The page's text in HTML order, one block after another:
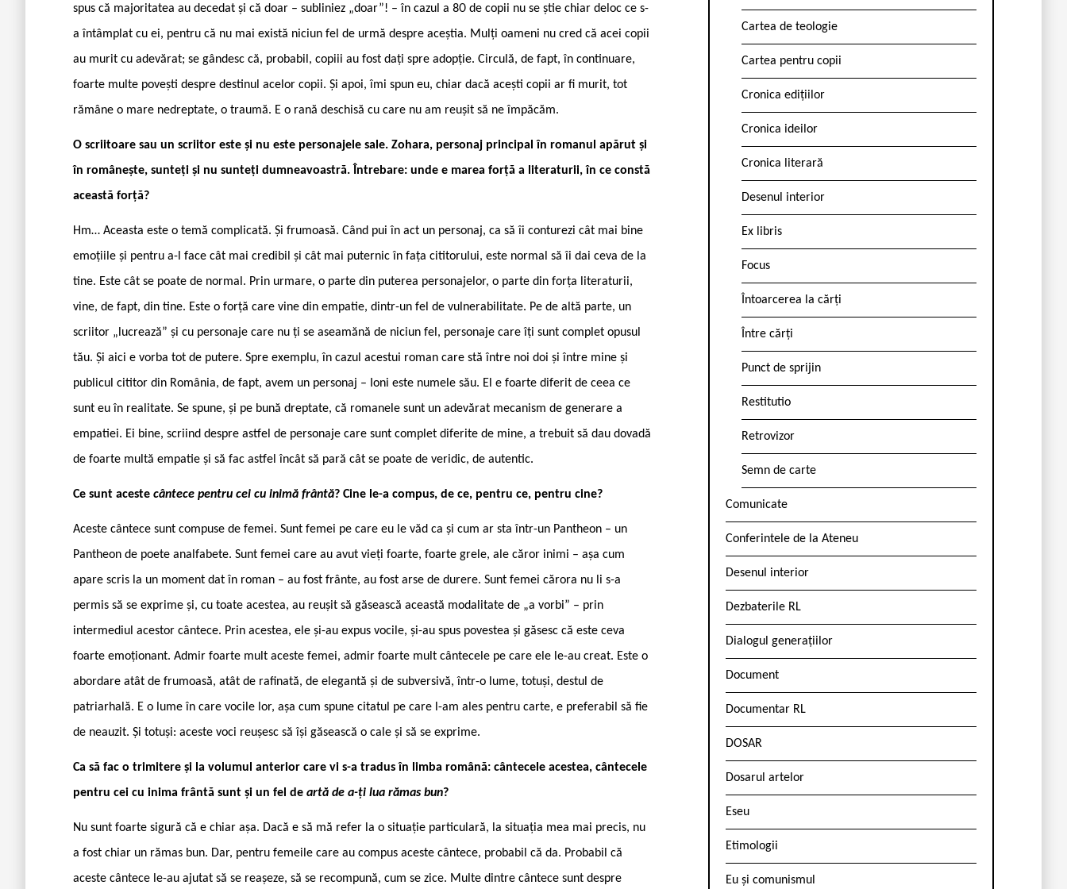
spus că majoritatea au decedat și că doar – subliniez „doar”! – în cazul a 80 de copii nu se știe chiar deloc ce s-
a întâmplat cu ei, pentru că nu mai există niciun fel de urmă despre aceștia. Mulți oameni nu cred că acei copii
au murit cu adevărat; se gândesc că, probabil, copiii au fost dați spre adopție. Circulă, de fapt, în continuare,
foarte multe povești despre destinul acelor copii. Și apoi, îmi spun eu, chiar dacă acești copii ar fi murit, tot
rămâne o mare nedreptate, o traumă. E o rană deschisă cu care nu am reușit să ne împăcăm.
O scriitoare sau un scriitor este și nu este personajele sale. Zohara, personaj principal în romanul apărut și
în românește, sunteți și nu sunteți dumneavoastră. Întrebare: unde e marea forță a literaturii, în ce constă
această forță?
Hm… Aceasta este o temă complicată. Și frumoasă. Când pui în act un personaj, ca să îi conturezi cât mai bine
emoțiile și pentru a-l face cât mai credibil și cât mai puternic în fața cititorului, este normal să îi dai ceva de la
tine. Este cât se poate de normal. Prin urmare, o parte din puterea personajelor, o parte din forța literaturii,
vine, de fapt, din tine. Este o forță care vine din empatie, dintr-un fel de vulnerabilitate. Pe de altă parte, un
scriitor „lucrează” și cu personaje care nu ți se aseamănă de niciun fel, personaje care îți sunt complet opusul
tău. Și aici e vorba tot de putere. Spre exemplu, în cazul acestui roman care stă între noi doi și între mine și
publicul cititor din România, de fapt, avem un personaj – Ioni este numele său. El e foarte diferit de ceea ce
sunt eu în realitate. Se spune, și pe bună dreptate, că romanele sunt un adevărat mecanism de generare a
empatiei. Ei bine, scriind despre astfel de personaje care sunt complet diferite de mine, a trebuit să dau dovadă
de foarte multă empatie și să fac astfel încât să pară cât se poate de veridic, de autentic.
Ce sunt aceste cântece pentru cei cu inimă frântă? Cine le-a compus, de ce, pentru ce, pentru cine?
Aceste cântece sunt compuse de femei. Sunt femei pe care eu le văd ca și cum ar sta într-un Pantheon – un
Pantheon de poete analfabete. Sunt femei care au avut vieți foarte, foarte grele, ale căror inimi – așa cum
apare scris la un moment dat în roman – au fost frânte, au fost arse de durere. Sunt femei cărora nu li s-a
permis să se exprime și, cu toate acestea, au reușit să găsească această modalitate de „a vorbi” – prin
intermediul acestor cântece. Prin acestea, ele și-au expus vocile, și-au spus povestea și găsesc că este ceva
foarte emoționant. Admir foarte mult aceste femei, admir foarte mult cântecele pe care ele le-au creat. Este o
abordare atât de frumoasă, atât de rafinată, de elegantă și de subversivă, într-o lume, totuși, destul de
patriarhală. E o lume în care vocile lor, așa cum spune citatul pe care l-am ales pentru carte, e preferabil să fie
de neauzit. Și totuși: aceste voci reușesc să își găsească o cale și să se exprime.
Ca să fac o trimitere și la volumul anterior care vi s-a tradus în limba română: cântecele acestea, cântecele
pentru cei cu inima frântă sunt și un fel de artă de a-ți lua rămas bun?
Nu sunt foarte sigură că e chiar așa. Dacă e să mă refer la o situație particulară, la situația mea mai precis, nu
a fost chiar un rămas bun. Dar, pentru femeile care au compus aceste cântece, probabil că da. Probabil că
aceste cântece le-au ajutat să se reașeze, să se recompună, cum se zice. Multe dintre cântece sunt despre
Cartea de teologie
Cartea pentru copii
Cronica edițiilor
Cronica ideilor
Cronica literară
Desenul interior
Ex libris
Focus
Întoarcerea la cărți
Între cărți
Punct de sprijin
Restitutio
Retrovizor
Semn de carte
Comunicate
Conferintele de la Ateneu
Desenul interior
Dezbaterile RL
Dialogul generațiilor
Document
Documentar RL
DOSAR
Dosarul artelor
Eseu
Etimologii
Eu și comunismul